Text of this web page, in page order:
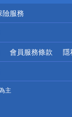
險服務
會員服務條款 隱
主